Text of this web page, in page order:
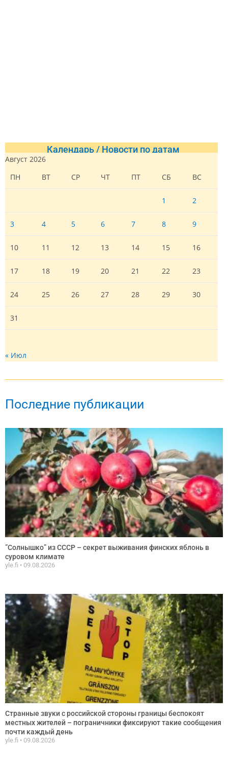
Календарь / Новости по датам
Август 2026
ПН
ВТ СР ЧТ ПТ СБ ВС
1 2
3 4 5 6 7 8 9
10 11 12 13 14 15 16
17 18 19 20 21 22 23
24 25 26 27 28 29 30
31
« Июл
Последние публикации
”Солнышко” из СССР – секрет выживания финских яблонь в
суровом климате
yle.fi 09.08.2026
Странные звуки с российской стороны границы беспокоят
местных жителей – пограничники фиксируют такие сообщения
почти каждый день
yle.fi 09.08.2026